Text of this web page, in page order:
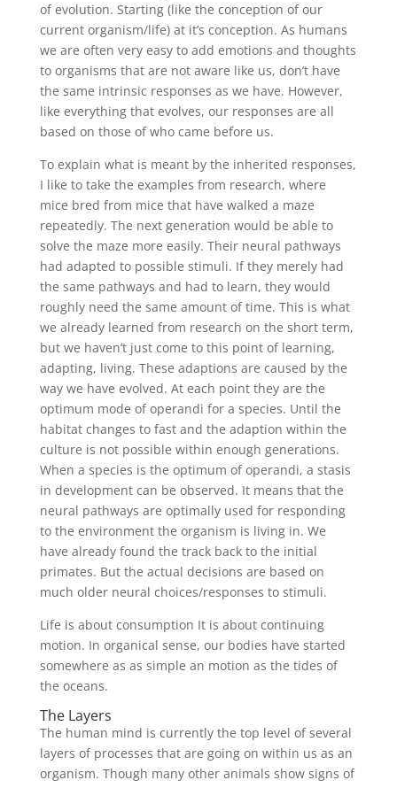
of evolution. Starting (like the conception of our
current organism/life) at it’s conception. As humans
we are often very easy to add emotions and thoughts
to organisms that are not aware like us, don’t have
the same intrinsic responses as we have. However,
like everything that evolves, our responses are all
based on those of who came before us.
To explain what is meant by the inherited responses,
I like to take the examples from research, where
mice bred from mice that have walked a maze
repeatedly. The next generation would be able to
solve the maze more easily. Their neural pathways
had adapted to possible stimuli. If they merely had
the same pathways and had to learn, they would
roughly need the same amount of time. This is what
we already learned from research on the short term,
but we haven’t just come to this point of learning,
adapting, living. These adaptions are caused by the
way we have evolved. At each point they are the
optimum mode of operandi for a species. Until the
habitat changes to fast and the adaption within the
culture is not possible within enough generations.
When a species is the optimum of operandi, a stasis
in development can be observed. It means that the
neural pathways are optimally used for responding
to the environment the organism is living in. We
have already found the track back to the initial
primates. But the actual decisions are based on
much older neural choices/responses to stimuli.
Life is about consumption It is about continuing
motion. In organical sense, our bodies have started
somewhere as as simple an motion as the tides of
the oceans.
The Layers
The human mind is currently the top level of several
layers of processes that are going on within us as an
organism. Though many other animals show signs of